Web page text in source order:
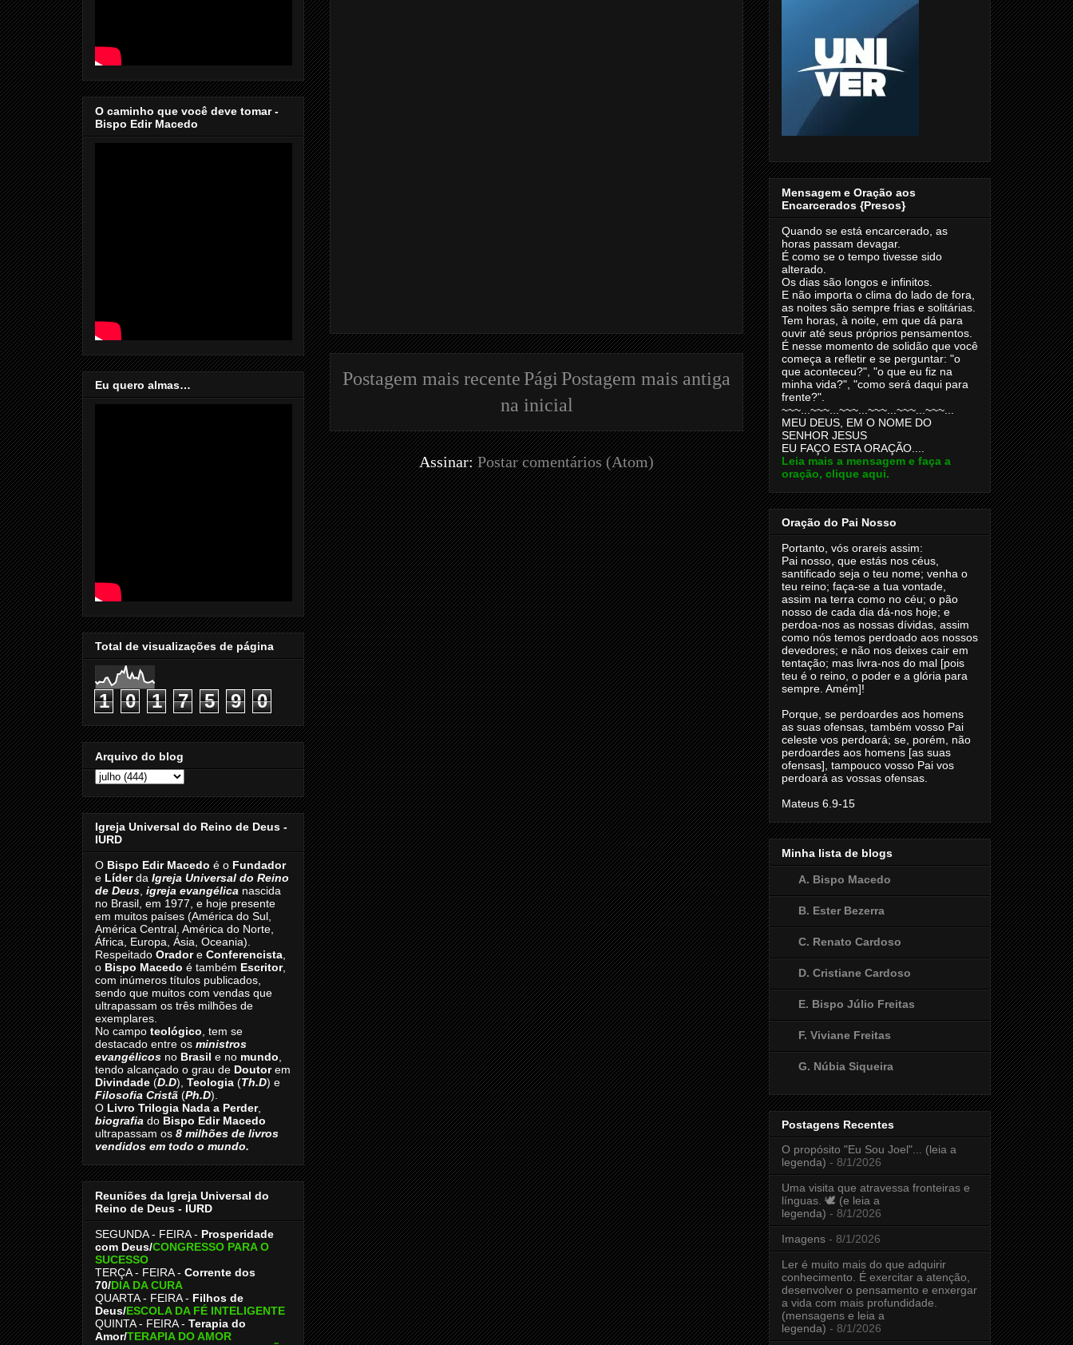
Postagem mais recente Postagem mais antiga
Pági
na inicial
Assinar:Postar comentários (Atom)
O caminho que você deve tomar -
Bispo Edir Macedo
Eu quero almas…
Total de visualizações de página
1 0 1 7 5 9 0
Arquivo do blog
Igreja Universal do Reino de Deus -
IURD
O Bispo Edir Macedo é o Fundador
e Líderda Igreja Universal do Reino
de Deus, igreja evangélica nascida
no Brasil, em 1977, e hoje presente
em muitos países (América do Sul,
América Central, América do Norte,
África, Europa, Ásia, Oceania).
Respeitado Oradore Conferencista,
o Bispo Macedo é também Escritor,
com inúmeros títulos publicados,
sendo que muitos com vendas que
ultrapassam os três milhões de
exemplares.
No campo teológico, tem se
destacado entre os ministros
evangélicos no Brasil e no mundo,
tendo alcançado o grau de Doutorem
Divindade (D.D), Teologia (Th.D) e
Filosofia Cristã (Ph.D).
O Livro Trilogia Nada a Perder,
biografia do Bispo Edir Macedo
ultrapassam os 8 milhões de livros
vendidos em todo o mundo.
Reuniões da Igreja Universal do
Reino de Deus - IURD
SEGUNDA - FEIRA - Prosperidade
com Deus/CONGRESSO PARA O
SUCESSO
TERÇA - FEIRA - Corrente dos
70/DIA DA CURA
QUARTA - FEIRA - Filhos de
Deus/ESCOLA DA FÉ INTELIGENTE
QUINTA - FEIRA - Terapia do
Amor/TERAPIA DO AMOR
Mensagem e Oração aos
Encarcerados {Presos}
Quando se está encarcerado, as
horas passam devagar.
É como se o tempo tivesse sido
alterado.
Os dias são longos e infinitos.
E não importa o clima do lado de fora,
as noites são sempre frias e solitárias.
Tem horas, à noite, em que dá para
ouvir até seus próprios pensamentos.
É nesse momento de solidão que você
começa a refletir e se perguntar: "o
que aconteceu?", "o que eu fiz na
minha vida?", "como será daqui para
frente?".
~~~...~~~...~~~...~~~...~~~...~~~...
MEU DEUS, EM O NOME DO
SENHOR JESUS
EU FAÇO ESTA ORAÇÃO....
Leia mais a mensagem e faça a
oração, clique aqui.
Oração do Pai Nosso
Portanto, vós orareis assim:
Pai nosso, que estás nos céus,
santificado seja o teu nome; venha o
teu reino; faça-se a tua vontade,
assim na terra como no céu; o pão
nosso de cada dia dá-nos hoje; e
perdoa-nos as nossas dívidas, assim
como nós temos perdoado aos nossos
devedores; e não nos deixes cair em
tentação; mas livra-nos do mal [pois
teu é o reino, o poder e a glória para
sempre. Amém]!
Porque, se perdoardes aos homens
as suas ofensas, também vosso Pai
celeste vos perdoará; se, porém, não
perdoardes aos homens [as suas
ofensas], tampouco vosso Pai vos
perdoará as vossas ofensas.
Mateus 6.9-15
Minha lista de blogs
A. Bispo Macedo
B. Ester Bezerra
C. Renato Cardoso
D. Cristiane Cardoso
E. Bispo Júlio Freitas
F. Viviane Freitas
G. Núbia Siqueira
Postagens Recentes
O propósito "Eu Sou Joel"... (leia a
legenda) - 8/1/2026
Uma visita que atravessa fronteiras e
línguas. 🕊️ (e leia a
legenda) - 8/1/2026
Imagens - 8/1/2026
Ler é muito mais do que adquirir
conhecimento. É exercitar a atenção,
desenvolver o pensamento e enxergar
a vida com mais profundidade.
(mensagens e leia a
legenda) - 8/1/2026